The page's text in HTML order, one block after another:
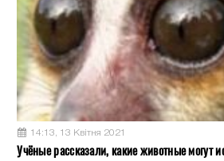
14:13, 13 Квітня 2021
Учёные рассказали, какие животные могут